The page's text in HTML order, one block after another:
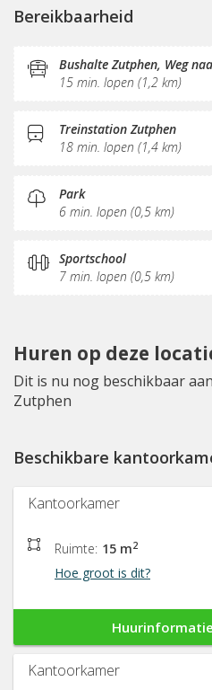
Sociaal hart
Koffie/thee
Postverwerking
Bereikbaarheid
Bushalte Zutphen, Weg
15 min. lopen (1,2 km)
Treinstation Zutphen
18 min. lopen (1,4 km)
Park
6 min. lopen (0,5 km)
Sportschool
7 min. lopen (0,5 km)
Huren op deze
Dit is nu nog beschikbaar
Zutphen
Beschikbare
Kantoorkamer
Ruimte: 15 m2
Hoe groot is dit?
Kantoorkamer